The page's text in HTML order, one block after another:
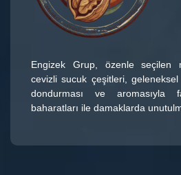
Engizek Grup, özenle seçilen
cevizli sucuk çeşitleri,
dondurması ve aromasıyla
baharatları ile damaklarda